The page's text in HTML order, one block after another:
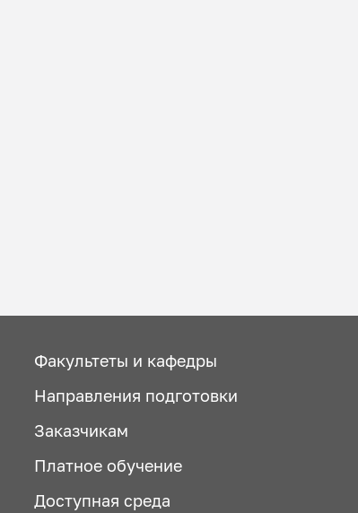
Факультеты и кафедры
Направления подготовки
Заказчикам
Платное обучение
Доступная среда